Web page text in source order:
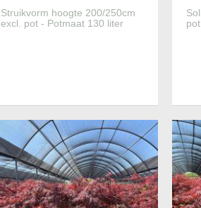
Struikvorm hoogte 200/250cm
excl. pot - Potmaat 130 liter
Meer informatie